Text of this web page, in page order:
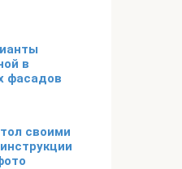
в
фасадов
своими